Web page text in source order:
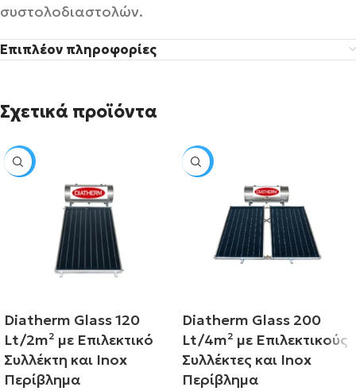
συστολοδιαστολών.
Επιπλέον πληροφορίες
Σχετικά προϊόντα
SALE
Diatherm Glass 120
Lt/2m² με Επιλεκτικό
Συλλέκτη και Inox
Περίβλημα
SALE
Diatherm Glass 200
Lt/4m² με Επιλεκτικούς
Συλλέκτες και Inox
Περίβλημα